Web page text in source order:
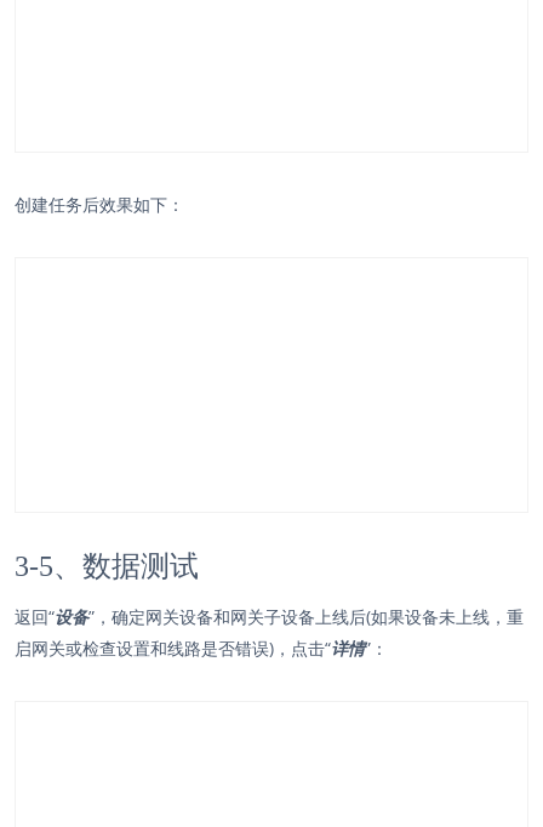
创建任务后效果如下：
3-5、数据测试
返回“设备”，确定网关设备和网关子设备上线后(如果设备未上线，重
启网关或检查设置和线路是否错误)，点击“详情”：